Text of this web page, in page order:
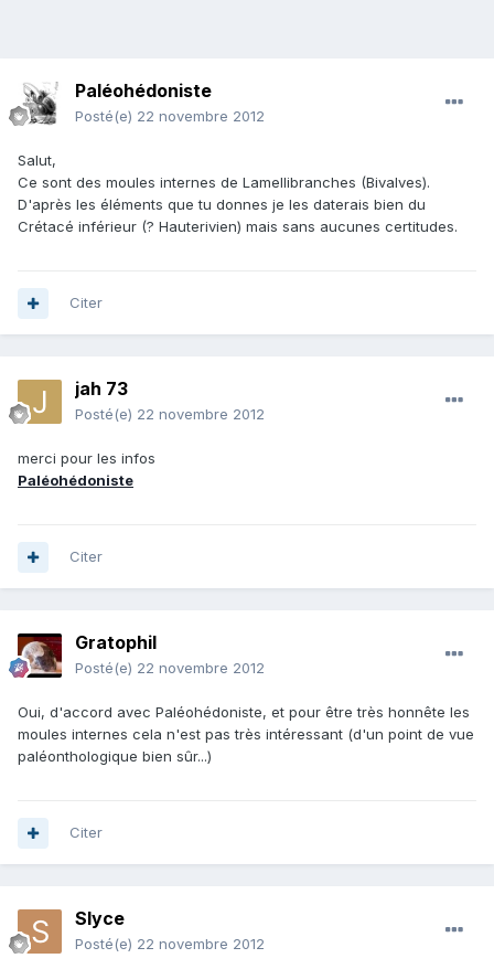
Paléohédoniste
Posté(e) 22 novembre 2012
Salut,
Ce sont des moules internes de Lamellibranches (Bivalves).
D'après les éléments que tu donnes je les daterais bien du
Crétacé inférieur (? Hauterivien) mais sans aucunes certitudes.
Citer
jah 73
Posté(e) 22 novembre 2012
merci pour les infos
Paléohédoniste
Citer
Gratophil
Posté(e) 22 novembre 2012
Oui, d'accord avec Paléohédoniste, et pour être très honnête les
moules internes cela n'est pas très intéressant (d'un point de vue
paléonthologique bien sûr...)
Citer
Slyce
Posté(e) 22 novembre 2012